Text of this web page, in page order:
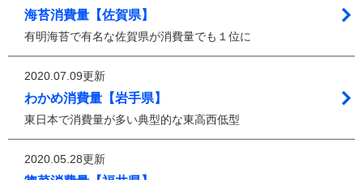
海苔消費量【佐賀県】
有明海苔で有名な佐賀県が消費量でも１位に
2020.07.09更新
わかめ消費量【岩手県】
東日本で消費量が多い典型的な東高西低型
2020.05.28更新